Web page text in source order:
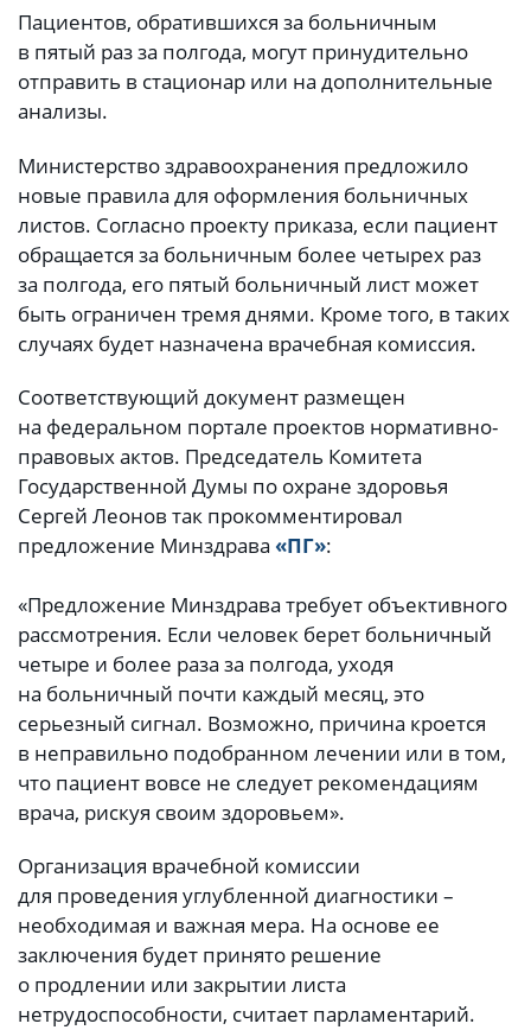
Пациентов, обратившихся за больничным
в пятый раз за полгода, могут принудительно
отправить в стационар или на дополнительные
анализы.
Министерство здравоохранения предложило
новые правила для оформления больничных
листов. Согласно проекту приказа, если пациент
обращается за больничным более четырех раз
за полгода, его пятый больничный лист может
быть ограничен тремя днями. Кроме того, в таких
случаях будет назначена врачебная комиссия.
Соответствующий документ размещен
на федеральном портале проектов нормативно-
правовых актов. Председатель Комитета
Государственной Думы по охране здоровья
Сергей Леонов так прокомментировал
предложение Минздрава «ПГ»:
«Предложение Минздрава требует объективного
рассмотрения. Если человек берет больничный
четыре и более раза за полгода, уходя
на больничный почти каждый месяц, это
серьезный сигнал. Возможно, причина кроется
в неправильно подобранном лечении или в том,
что пациент вовсе не следует рекомендациям
врача, рискуя своим здоровьем».
Организация врачебной комиссии
для проведения углубленной диагностики –
необходимая и важная мера. На основе ее
заключения будет принято решение
о продлении или закрытии листа
нетрудоспособности, считает парламентарий.